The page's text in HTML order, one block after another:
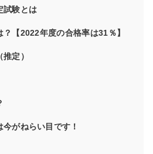
試験とは
【2022年度の合格率は31％】
定）
がねらい目です！